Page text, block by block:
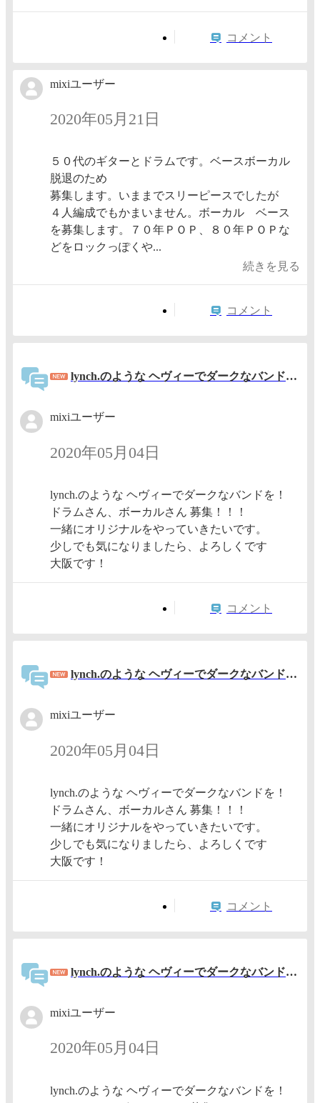
コメント
mixiユーザー
2020年05月21日
５０代のギターとドラムです。ベースボーカル
脱退のため
募集します。いままでスリーピースでしたが
４人編成でもかまいません。ボーカル ベース
を募集します。７０年ＰＯＰ、８０年ＰＯＰな
どをロックっぽくや...
続きを見る
コメント
lynch.のような ヘヴィーでダークなバンドを！ ドラムさん、ボーカルさん 募集！！！ 一緒にオリジナルをやっていきたいです。 少しでも気になりましたら、よろしくです 大阪です！
mixiユーザー
2020年05月04日
lynch.のような ヘヴィーでダークなバンドを！
ドラムさん、ボーカルさん 募集！！！
一緒にオリジナルをやっていきたいです。
少しでも気になりましたら、よろしくです
大阪です！
コメント
lynch.のような ヘヴィーでダークなバンドを！ ドラムさん、ボーカルさん 募集！
mixiユーザー
2020年05月04日
lynch.のような ヘヴィーでダークなバンドを！
ドラムさん、ボーカルさん 募集！！！
一緒にオリジナルをやっていきたいです。
少しでも気になりましたら、よろしくです
大阪です！
コメント
lynch.のような ヘヴィーでダークなバンドを！ ドラムさん、ボーカルさん 募集！！
mixiユーザー
2020年05月04日
lynch.のような ヘヴィーでダークなバンドを！